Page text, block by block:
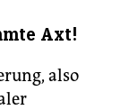
Axt!
also